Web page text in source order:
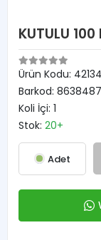
KUTULU
Ürün Kodu: 42134
Barkod:
Koli İçi: 1
Stok: 20+
Adet